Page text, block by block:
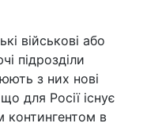
військові або
підрозділи
з них нові
для Росії існує
контингентом в